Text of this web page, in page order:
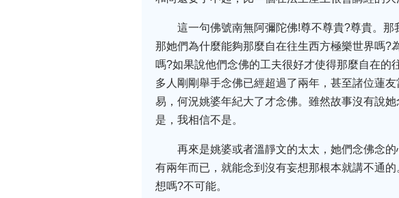
這一句佛號南無阿彌陀佛!尊不尊貴?尊貴。
那她們為什麼能夠那麼自在往生西方極樂世界嗎?
嗎?如果說他們念佛的工夫很好才使得那麼自在
多人剛剛舉手念佛已經超過了兩年，甚至諸位蓮
易，何況姚婆年紀大了才念佛。雖然故事沒有說
是，我相信不是。
再來是姚婆或者溫靜文的太太，她們念佛念
有兩年而已，就能念到沒有妄想那根本就講不通
想嗎?不可能。